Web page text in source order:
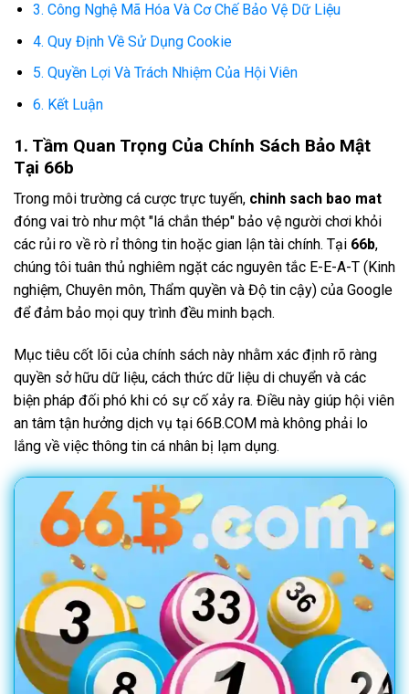
3. Công Nghệ Mã Hóa Và Cơ Chế Bảo Vệ Dữ Liệu
4. Quy Định Về Sử Dụng Cookie
5. Quyền Lợi Và Trách Nhiệm Của Hội Viên
6. Kết Luận
1. Tầm Quan Trọng Của Chính Sách Bảo Mật
Tại 66b
Trong môi trường cá cược trực tuyến, chinh sach bao mat
đóng vai trò như một "lá chắn thép" bảo vệ người chơi khỏi
các rủi ro về rò rỉ thông tin hoặc gian lận tài chính. Tại 66b,
chúng tôi tuân thủ nghiêm ngặt các nguyên tắc E-E-A-T (Kinh
nghiệm, Chuyên môn, Thẩm quyền và Độ tin cậy) của Google
để đảm bảo mọi quy trình đều minh bạch.
Mục tiêu cốt lõi của chính sách này nhằm xác định rõ ràng
quyền sở hữu dữ liệu, cách thức dữ liệu di chuyển và các
biện pháp đối phó khi có sự cố xảy ra. Điều này giúp hội viên
an tâm tận hưởng dịch vụ tại 66B.COM mà không phải lo
lắng về việc thông tin cá nhân bị lạm dụng.